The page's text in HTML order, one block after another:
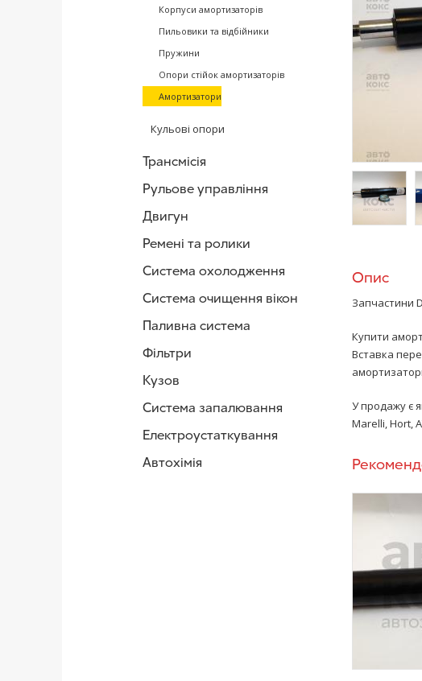
Корпуси амортизаторів
Пильовики та відбійники
Пружини
Опори стійок амортизаторів
Амортизатори
Кульові опори
Трансмісія
Рульове управління
Двигун
Ремені та ролики
Система охолодження
Система очищення вікон
Паливна система
Фільтри
Кузов
Система запалювання
Електроустаткування
Автохімія
Опис
Запчастини
Купити
Вставка
У продажу є
Marelli, Hort,